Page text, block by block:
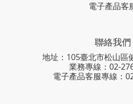
電子產品客
聯絡我們
地址：105臺北市松山區
業務專線： 02-
電子產品客服專線：